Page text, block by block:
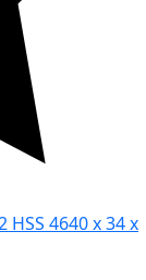
HSS 4640 x 34 x